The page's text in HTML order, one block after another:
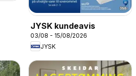
JYSK kundeavis
03/08 - 15/08/2026
JYSK